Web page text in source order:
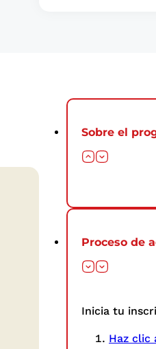
Sobre el
Proceso de
Inicia tu
Haz clic